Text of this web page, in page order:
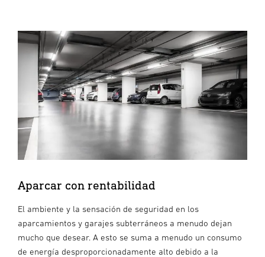
Aparcar con rentabilidad
El ambiente y la sensación de seguridad en los
aparcamientos y garajes subterráneos a menudo dejan
mucho que desear. A esto se suma a menudo un consumo
de energía desproporcionadamente alto debido a la